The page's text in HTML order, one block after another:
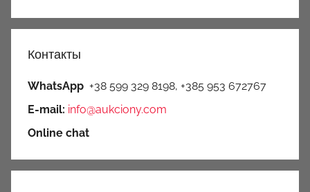
Контакты
WhatsApp +38 599 329 8198, +385 953 672767
E-mail: info@aukciony.com
Online chat